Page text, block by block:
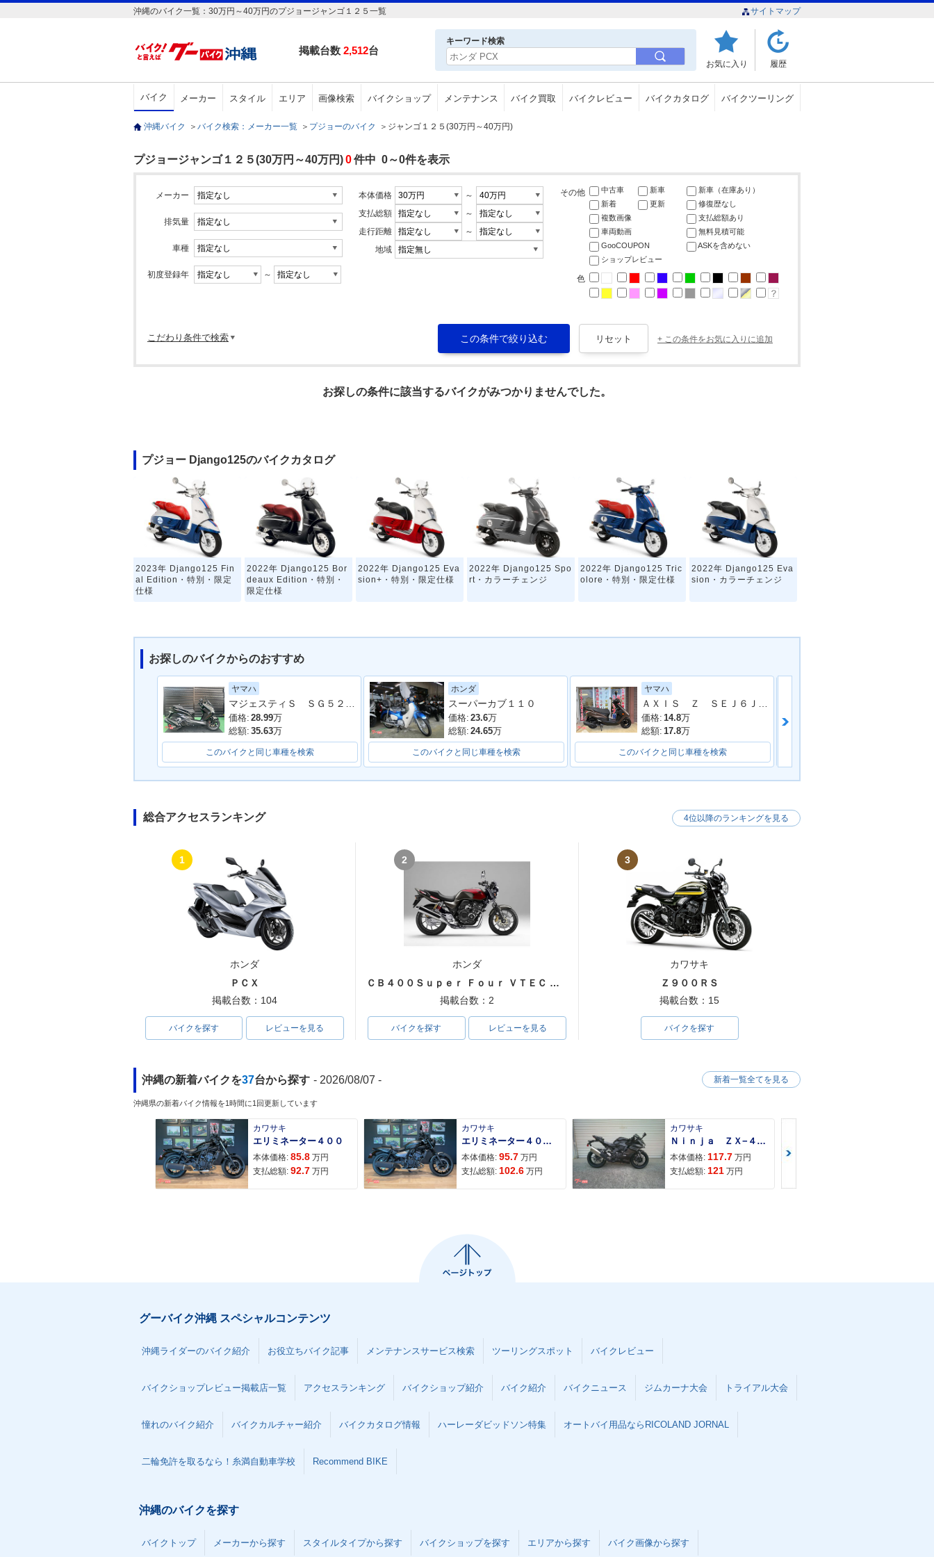
沖縄のバイク一覧：30万円～40万円のプジョージャンゴ１２５一覧 サイトマップ
掲載台数 2,512台
キーワード検索
お気に入り 履歴
バイク メーカー スタイル エリア 画像検索 バイクショップ メンテナンス バイク買取 バイクレビュー バイクカタログ バイクツーリング
沖縄バイク ＞ バイク検索：メーカー一覧 ＞ プジョーのバイク ＞ ジャンゴ１２５(30万円～40万円)
プジョージャンゴ１２５(30万円～40万円)0件中 0～0件を表示
メーカー
排気量
車種
初度登録年 ～
本体価格
～
支払総額
～
走行距離
～
地域
その他 中古車 新車
新車（在庫あり）
新着
更新
修復歴なし
複数画像
支払総額あり
車両動画
無料見積可能
GooCOUPON
ASKを含めない
ショップレビュー
色
こだわり条件で検索 + この条件をお気に入りに追加
お探しの条件に該当するバイクがみつかりませんでした。
プジョー Django125のバイクカタログ
2023年 Django125 Fin
al Edition・特別・限定
仕様
2022年 Django125 Bor
deaux Edition・特別・
限定仕様
2022年 Django125 Eva
sion+・特別・限定仕様
2022年 Django125 Spo
rt・カラーチェンジ
2022年 Django125 Tric
olore・特別・限定仕様
2022年 Django125 Eva
sion・カラーチェンジ
2022年 Django125 SH
ADOW・追加
2022年 Django125・カ
ラーチェンジ
2021年 Django125 Cla
ssic・特別・限定仕様
2021年 Django125D
X・カラーチェンジ
2021年 Django125 Spo
rt・カラーチェンジ
2021年 Django125・カ
2019年 Django125 Tric
2019年 Django125 Cre
am Edition・特別・限定
仕様
2019年 Django125 Spo
rt・追加
2019年 Django125 Eva
sion
2019年 Django125 Allu
re DX・特別・限定仕様
2019年 Django125 120
th Limited Edition・特
別・限定仕様
2019年 Django125・追
2019年 Django125 Eva
お探しのバイクからのおすすめ
ヤマハ
価格: 28.99万
総額: 35.63万
このバイクと同じ車種を検索
ホンダ
スーパーカブ１１０
価格: 23.6万
総額: 24.65万
このバイクと同じ車種を検索
ヤマハ
価格: 14.8万
総額: 17.8万
このバイクと同じ車種を検索
総合アクセスランキング
1
ホンダ
ＰＣＸ
掲載台数：104
バイクを探す レビューを見る
2
ホンダ
ＣＢ４００Ｓｕｐｅｒ Ｆｏｕｒ ＶＴＥＣ ＳＰＥＣ３
掲載台数：2
バイクを探す レビューを見る
3
カワサキ
Ｚ９００ＲＳ
掲載台数：15
バイクを探す
4位以降のランキングを見る
沖縄の新着バイクを37台から探す - 2026/08/07 -
沖縄県の新着バイク情報を1時間に1回更新しています
カワサキ
エリミネーター４００
本体価格: 85.8 万円
支払総額: 92.7 万円
カワサキ
エリミネーター４００ＳＥ
本体価格: 95.7 万円
支払総額: 102.6 万円
カワサキ
Ｎｉｎｊａ ＺＸ−４Ｒ ＳＥ
本体価格: 117.7 万円
支払総額: 121 万円
新着一覧全てを見る
グーバイク沖縄 スペシャルコンテンツ
沖縄ライダーのバイク紹介 お役立ちバイク記事 メンテナンスサービス検索 ツーリングスポット バイクレビュー
バイクショップレビュー掲載店一覧 アクセスランキング バイクショップ紹介 バイク紹介 バイクニュース ジムカーナ大会 トライアル大会
憧れのバイク紹介 バイクカルチャー紹介 バイクカタログ情報 ハーレーダビッドソン特集 オートバイ用品ならRICOLAND JORNAL
二輪免許を取るなら！糸満自動車学校 Recommend BIKE
沖縄のバイクを探す
バイクトップ メーカーから探す スタイルタイプから探す バイクショップを探す エリアから探す バイク画像から探す